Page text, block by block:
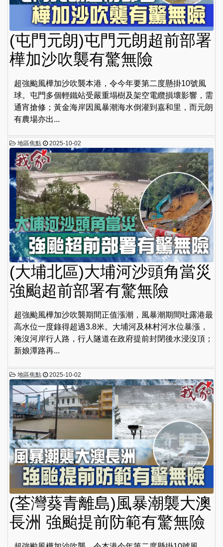
(屯門元朗)屯門元朗超前部署
樺加沙吹襲有驚無險
超強颱風樺加沙吹襲本港，令今年要第二度懸掛10號風
球。屯門多個輕鐵站受嚴重塌樹及架空電纜損壞影響，需
通宵搶修；黃金海岸因風暴潮海水倒灌到嘉和里，而元朗
有農場亦出...
地區焦點 2025-10-02
(大埔北區)大埔河沙頭角當災
強颱超前部署有驚無險
超強颱風樺加沙吹襲期間正值漲潮，風暴潮期間吐露港最
高水位一度錄得超過3.8米。大埔河及林村河水位暴漲，
淹沒河岸行人路，行人隧道在政府提前封閉後水浸沒頂；
新娘潭路再...
地區焦點 2025-10-02
(荃灣葵青離島)風暴潮襲大澳
長洲 強颱提前防範有驚無險